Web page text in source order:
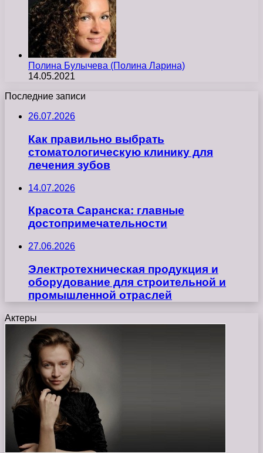
Полина Булычева (Полина Ларина)
14.05.2021
Последние записи
26.07.2026
Как правильно выбрать
стоматологическую клинику для
лечения зубов
14.07.2026
Красота Саранска: главные
достопримечательности
27.06.2026
Электротехническая продукция и
оборудование для строительной и
промышленной отраслей
Актеры